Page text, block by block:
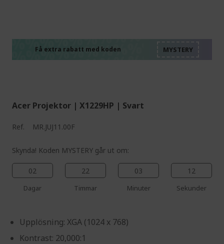
Få extra rabatt med koden
Acer Projektor | X1229HP | Svart
Ref. MR.JUJ11.00F
Skynda! Koden MYSTERY går ut om:
02
Dagar
22
Timmar
03
Minuter
11
Sekunder
Upplösning: XGA (1024 x 768)
Kontrast: 20,000:1